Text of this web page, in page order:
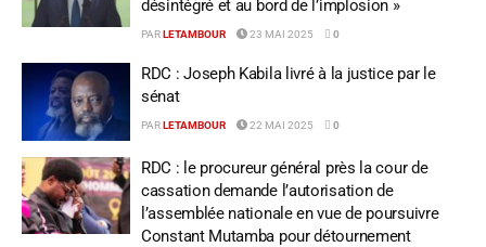
désintégré et au bord de l’implosion »
PAR LETAMBOUR 23 MAI 2025 0
RDC : Joseph Kabila livré à la justice par le
sénat
PAR LETAMBOUR 22 MAI 2025 0
RDC : le procureur général près la cour de
cassation demande l’autorisation de
l’assemblée nationale en vue de poursuivre
Constant Mutamba pour détournement